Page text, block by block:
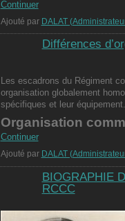
Continuer
Ajouté par DALAT
Différences
Les escadrons du Régiment
organisation globalement
spécifiques et leur équipement.
Organisation
Continuer
Ajouté par DALAT
BIOGRAPHIE
RCCC